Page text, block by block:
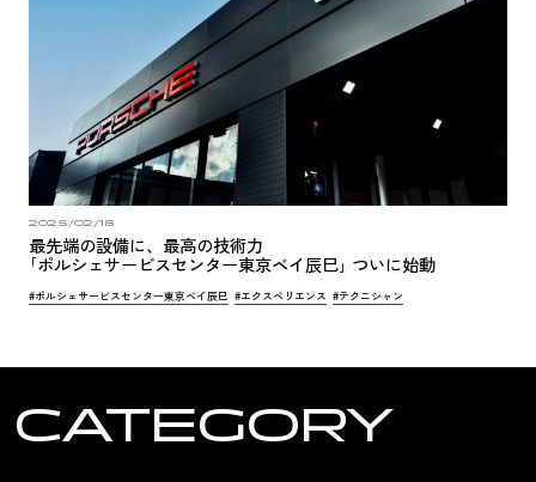
2025/02/18
最先端の設備に、最高の技術力
｢ポルシェサービスセンター東京ベイ辰巳｣ ついに始動
#ポルシェサービスセンター東京ベイ辰巳 #エクスペリエンス #テクニシャン
CATEGORY